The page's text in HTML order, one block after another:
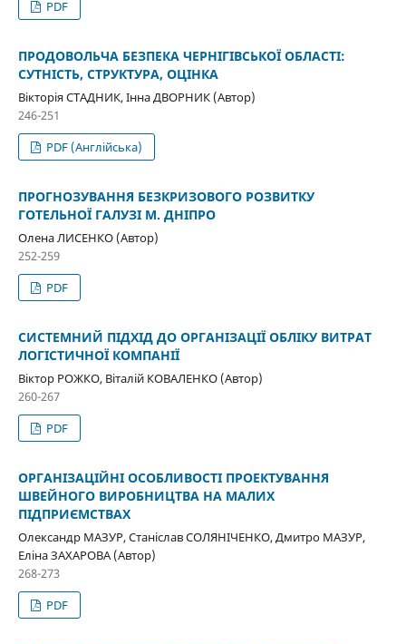
PDF
ПРОДОВОЛЬЧА БЕЗПЕКА ЧЕРНІГІВСЬКОЇ ОБЛАСТІ:
СУТНІСТЬ, СТРУКТУРА, ОЦІНКА
Вікторія СТАДНИК, Інна ДВОРНИК (Автор)
246-251
PDF (Англійська)
ПРОГНОЗУВАННЯ БЕЗКРИЗОВОГО РОЗВИТКУ
ГОТЕЛЬНОЇ ГАЛУЗІ М. ДНІПРО
Олена ЛИСЕНКО (Автор)
252-259
PDF
СИСТЕМНИЙ ПІДХІД ДО ОРГАНІЗАЦІЇ ОБЛІКУ ВИТРАТ
ЛОГІСТИЧНОЇ КОМПАНІЇ
Віктор РОЖКО, Віталій КОВАЛЕНКО (Автор)
260-267
PDF
ОРГАНІЗАЦІЙНІ ОСОБЛИВОСТІ ПРОЕКТУВАННЯ
ШВЕЙНОГО ВИРОБНИЦТВА НА МАЛИХ
ПІДПРИЄМСТВАХ
Олександр МАЗУР, Станіслав СОЛЯНІЧЕНКО, Дмитро МАЗУР,
Еліна ЗАХАРОВА (Автор)
268-273
PDF